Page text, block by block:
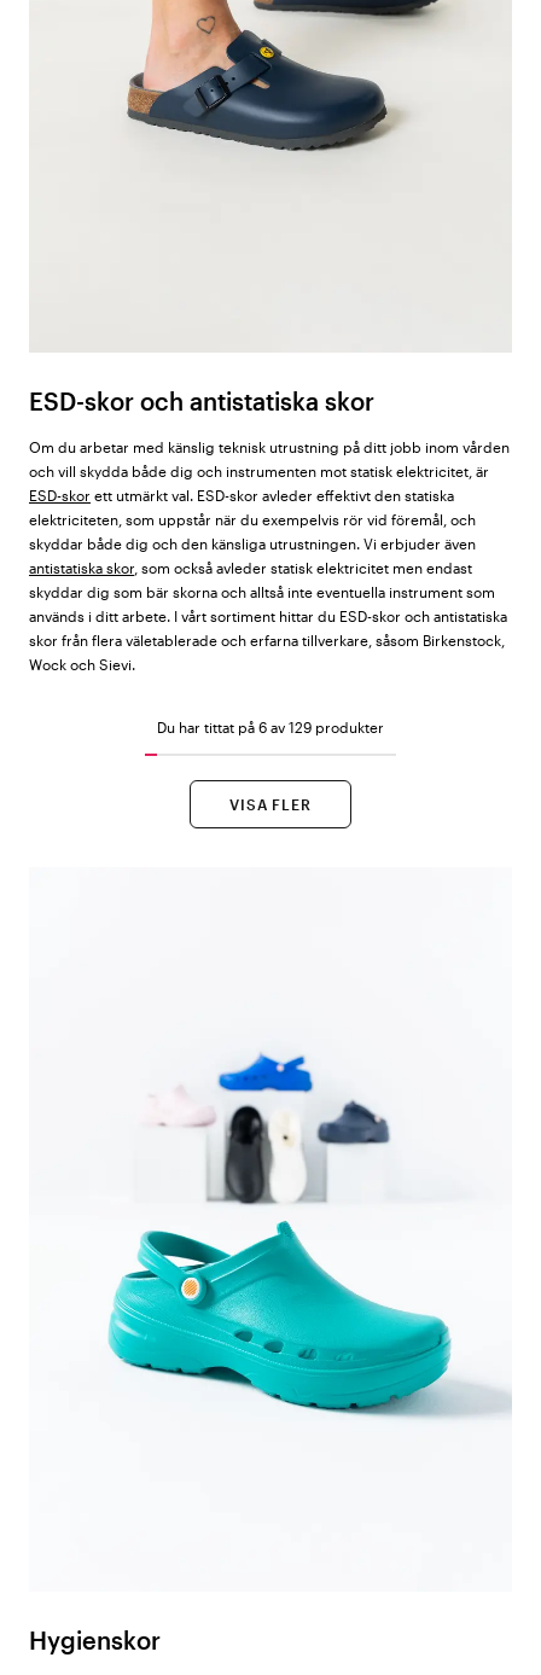
ESD-skor och antistatiska skor
Om du arbetar med känslig teknisk utrustning på ditt jobb inom vården
och vill skydda både dig och instrumenten mot statisk elektricitet, är
ESD-skor ett utmärkt val. ESD-skor avleder effektivt den statiska
elektriciteten, som uppstår när du exempelvis rör vid föremål, och
skyddar både dig och den känsliga utrustningen. Vi erbjuder även
antistatiska skor , som också avleder statisk elektricitet men endast
skyddar dig som bär skorna och alltså inte eventuella instrument som
används i ditt arbete. I vårt sortiment hittar du ESD-skor och antistatiska
skor från flera väletablerade och erfarna tillverkare, såsom Birkenstock,
Wock och Sievi.
Du har tittat på 6 av 129 produkter
VISA FLER
Hygienskor